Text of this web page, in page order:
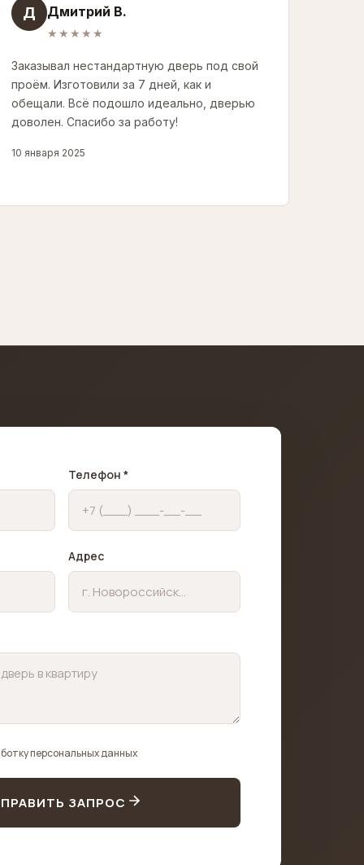
Д Дмитрий В.
★★★★★
Заказывал нестандартную дверь под свой
проём. Изготовили за 7 дней, как и
обещали. Всё подошло идеально, дверью
доволен. Спасибо за работу!
10 января 2025
Телефон *
Адрес
персональных данных
ЗАПРОС